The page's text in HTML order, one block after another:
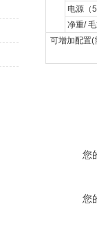
电源（
净重/
可增加配置(
您
您